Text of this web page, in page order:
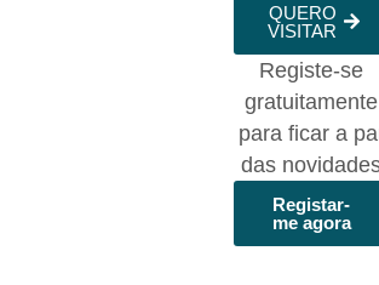
QUERO
VISITAR
Registe-se
gratuitamente
para ficar a
das
Registar-
me agora